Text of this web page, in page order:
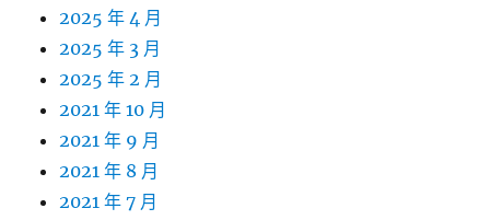
2025 年 4 月
2025 年 3 月
2025 年 2 月
2021 年 10 月
2021 年 9 月
2021 年 8 月
2021 年 7 月